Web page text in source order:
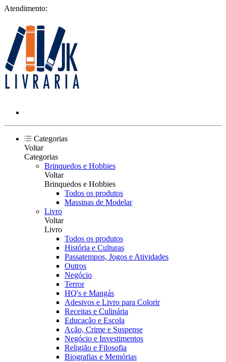
Atendimento:
Categorias
Voltar
Categorias
Brinquedos e Hobbies
Voltar
Brinquedos e Hobbies
Todos os produtos
Massinas de Modelar
Livro
Voltar
Livro
Todos os produtos
História e Culturas
Passatempos, Jogos e Atividades
Outros
Negócio
Terror
HQ's e Mangás
Adesivos e Livro para Colorir
Receitas e Culinária
Educação e Escola
Ação, Crime e Suspense
Negócio e Investimentos
Religião e Filosofia
Biografias e Memórias